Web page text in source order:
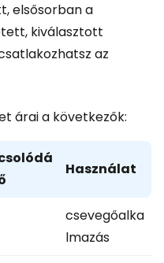
elsősorban a
kiválasztott
az
árai a következők:
Használat
csevegőalka
lmazás